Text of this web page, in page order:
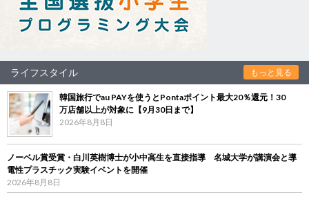
ライフスタイル もっと見る
韓国旅行でau PAYを使うとPontaポイント最大20％還元！30
万店舗以上が対象に【9月30日まで】
2026年8月8日
ノーベル賞受賞・白川英樹博士が小中高生を直接指導 名城大学が講演会と導
電性プラスチック実験イベントを開催
2026年8月8日